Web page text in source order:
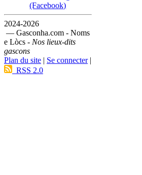
(Facebook)
2024-2026
— Gasconha.com - Noms
e Lòcs - Nos lieux-dits
gascons
Plan du site | Se connecter|
RSS 2.0